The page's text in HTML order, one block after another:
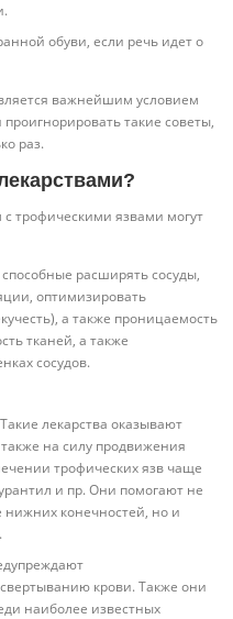
обуви, если речь идет о
важнейшим условием
такие советы,
раз.
трофическими язвами могут
расширять сосуды,
оптимизировать
а также проницаемость
тканей, а также
сосудов.
лекарства оказывают
на силу продвижения
трофических язв чаще
и пр. Они помогают не
нижних конечностей, но и
крови. Также они
наиболее известных